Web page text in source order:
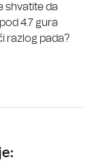
shvatite da
4.7 gura
razlog pada?